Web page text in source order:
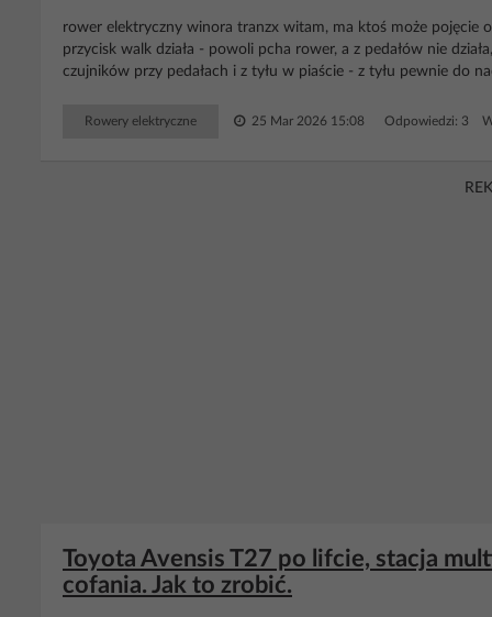
rower elektryczny winora tranzx witam, ma ktoś może pojęcie
przycisk walk działa - powoli pcha rower, a z pedałów nie
czujników przy pedałach i z tyłu w piaście - z tyłu pewnie do
Rowery elektryczne 25 Mar 2026 15:08 Odpowiedzi: 3
Toyota Avensis T27 po lifcie, stacja
cofania. Jak to zrobić.